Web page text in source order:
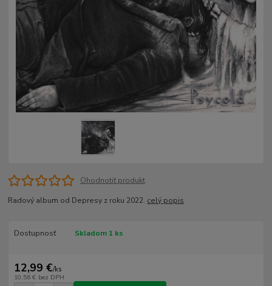
Ohodnotiť produkt
Radový album od Depresy z roku 2022. celý popis
Dostupnosť Skladom 1 ks
12,99 €/ks
10,56 € bez DPH